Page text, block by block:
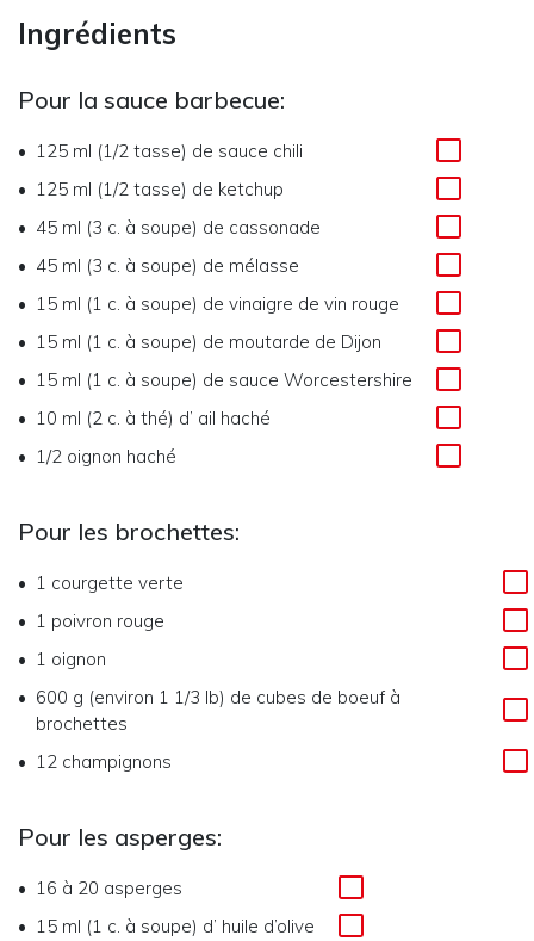
Ingrédients
Pour la sauce barbecue:
125 ml (1/2 tasse) de sauce chili
125 ml (1/2 tasse) de ketchup
45 ml (3 c. à soupe) de cassonade
45 ml (3 c. à soupe) de mélasse
15 ml (1 c. à soupe) de vinaigre de vin rouge
15 ml (1 c. à soupe) de moutarde de Dijon
15 ml (1 c. à soupe) de sauce Worcestershire
10 ml (2 c. à thé) d’ ail haché
1/2 oignon haché
Pour les brochettes:
1 courgette verte
1 poivron rouge
1 oignon
600 g (environ 1 1/3 lb) de cubes de boeuf à
brochettes
12 champignons
Pour les asperges:
16 à 20 asperges
15 ml (1 c. à soupe) d’ huile d’olive